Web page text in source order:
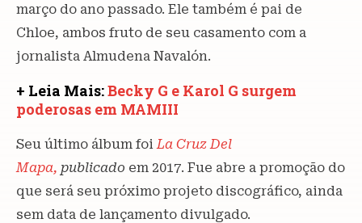
março do ano passado. Ele também é pai de
Chloe, ambos fruto de seu casamento com a
jornalista Almudena Navalón.
+ Leia Mais:Becky G e Karol G surgem
poderosas em MAMIII
Seu último álbum foi La Cruz Del
Mapa, publicado em 2017. Fue abre a promoção do
que será seu próximo projeto discográfico, ainda
sem data de lançamento divulgado.